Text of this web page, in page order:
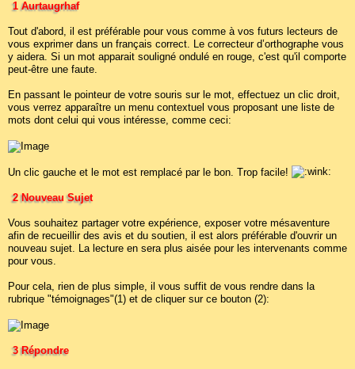
1 Aurtaugrhaf
Tout d'abord, il est préférable pour vous comme à vos futurs lecteurs de
vous exprimer dans un français correct. Le correcteur d’orthographe vous
y aidera. Si un mot apparait souligné ondulé en rouge, c'est qu'il comporte
peut-être une faute.
En passant le pointeur de votre souris sur le mot, effectuez un clic droit,
vous verrez apparaître un menu contextuel vous proposant une liste de
mots dont celui qui vous intéresse, comme ceci:
Un clic gauche et le mot est remplacé par le bon. Trop facile!
2 Nouveau Sujet
Vous souhaitez partager votre expérience, exposer votre mésaventure
afin de recueillir des avis et du soutien, il est alors préférable d'ouvrir un
nouveau sujet. La lecture en sera plus aisée pour les intervenants comme
pour vous.
Pour cela, rien de plus simple, il vous suffit de vous rendre dans la
rubrique "témoignages"(1) et de cliquer sur ce bouton (2):
3 Répondre